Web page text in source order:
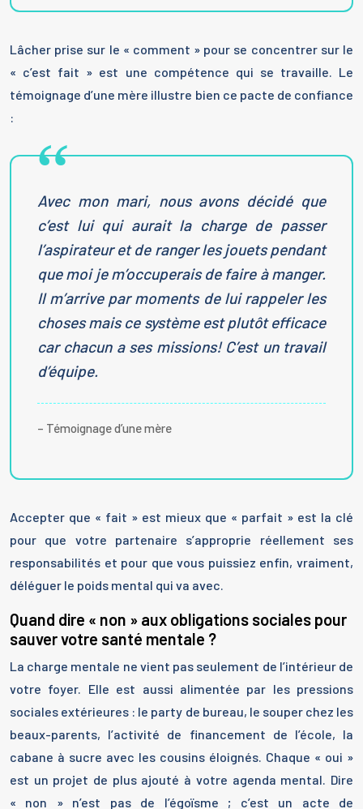
Lâcher prise sur le « comment » pour se concentrer sur le
« c’est fait » est une compétence qui se travaille. Le
témoignage d’une mère illustre bien ce pacte de confiance
:
Avec mon mari, nous avons décidé que
c’est lui qui aurait la charge de passer
l’aspirateur et de ranger les jouets pendant
que moi je m’occuperais de faire à manger.
Il m’arrive par moments de lui rappeler les
choses mais ce système est plutôt efficace
car chacun a ses missions! C’est un travail
d’équipe.
– Témoignage d’une mère
Accepter que « fait » est mieux que « parfait » est la clé
pour que votre partenaire s’approprie réellement ses
responsabilités et pour que vous puissiez enfin, vraiment,
déléguer le poids mental qui va avec.
Quand dire « non » aux obligations sociales pour
sauver votre santé mentale ?
La charge mentale ne vient pas seulement de l’intérieur de
votre foyer. Elle est aussi alimentée par les pressions
sociales extérieures : le party de bureau, le souper chez les
beaux-parents, l’activité de financement de l’école, la
cabane à sucre avec les cousins éloignés. Chaque « oui »
est un projet de plus ajouté à votre agenda mental. Dire
« non » n’est pas de l’égoïsme ; c’est un acte de